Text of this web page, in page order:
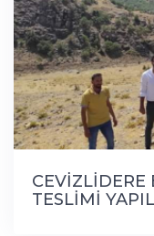
CEVİZLİDERE
TESLİMİ